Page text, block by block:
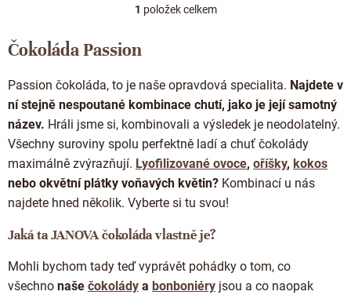
O
a
c
í
r
v
k
y
v
p
s
u
1 položek celkem
Čokoláda Passion
Passion čokoláda, to je naše opravdová specialita. Najdete v
ní stejně nespoutané kombinace chutí, jako je její samotný
název. Hráli jsme si, kombinovali a výsledek je neodolatelný.
Všechny suroviny spolu perfektně ladí a chuť čokolády
maximálně zvýrazňují. Lyofilizované ovoce, oříšky, kokos
nebo okvětní plátky voňavých květin? Kombinací u nás
najdete hned několik. Vyberte si tu svou!
Jaká ta JANOVA čokoláda vlastně je?
Mohli bychom tady teď vyprávět pohádky o tom, co
všechno naše čokolády a bonboniéry jsou a co naopak